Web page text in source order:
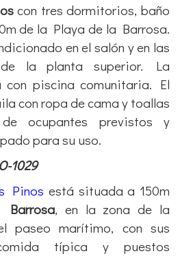
con tres dormitorios, baño
de la Playa de la Barrosa.
en el salón y en las
la planta superior. La
con piscina comunitaria. El
con ropa de cama y toallas
ocupantes previstos y
para su uso.
1029
Pinos está situada a 150m
Barrosa, en la zona de la
paseo marítimo, con sus
típica y puestos